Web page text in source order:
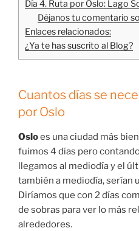
Día 4. Ruta por Oslo: Lago
Déjanos tu comentario
Enlaces relacionados:
¿Ya te has suscrito al Blog?
Cuantos días se
por Oslo
Osloes una ciudad más bien
fuimos 4 días pero
llegamos al mediodía y el
también a mediodía, serían
Diríamos que con 2 días
de sobras para ver lo más
alrededores.